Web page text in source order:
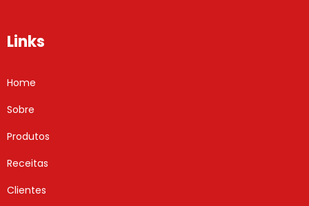
Links
Home
Sobre
Produtos
Receitas
Clientes